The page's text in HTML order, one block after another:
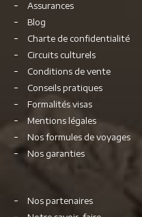
Assurances
Blog
Charte de confidentialité
Circuits culturels
Conditions de vente
Conseils pratiques
Formalités visas
Mentions légales
Nos formules de voyages
Nos garanties
Nos partenaires